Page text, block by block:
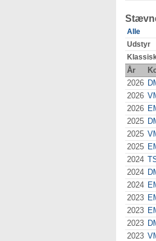
Alle
Udstyr
År
2026
2026
2026
2025
2025
2025
2024
2024
2024
2023
2023
2023
2023